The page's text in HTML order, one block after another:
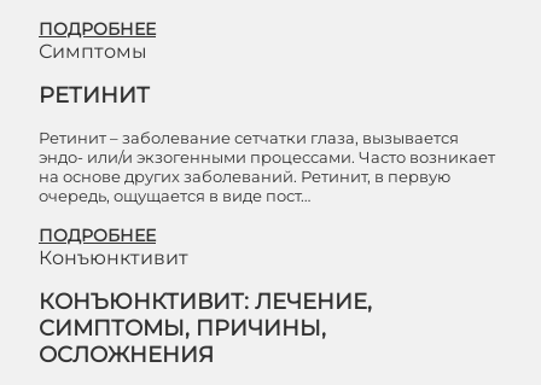
ПОДРОБНЕЕ
Симптомы
РЕТИНИТ
Ретинит – заболевание сетчатки глаза, вызывается
эндо- или/и экзогенными процессами. Часто возникает
на основе других заболеваний. Ретинит, в первую
очередь, ощущается в виде пост…
ПОДРОБНЕЕ
Конъюнктивит
КОНЪЮНКТИВИТ: ЛЕЧЕНИЕ,
СИМПТОМЫ, ПРИЧИНЫ,
ОСЛОЖНЕНИЯ